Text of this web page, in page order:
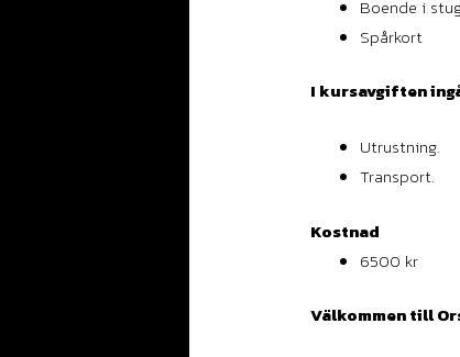
Boende i
Spårkort
I kursavgiften
Utrustning.
Transport.
Kostnad
6500 kr
Välkommen till